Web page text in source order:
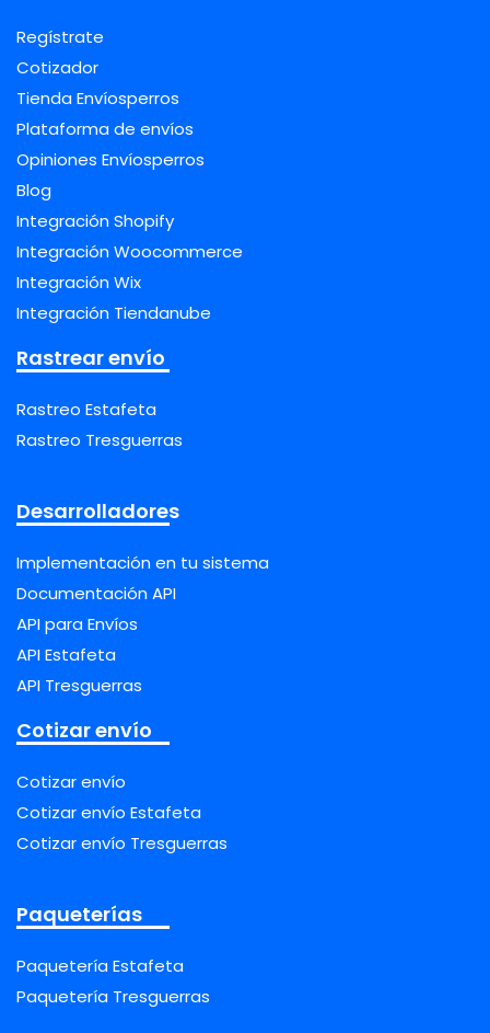
Regístrate
Cotizador
Tienda Envíosperros
Plataforma de envíos
Opiniones Envíosperros
Blog
Integración Shopify
Integración Woocommerce
Integración Wix
Integración Tiendanube
Rastrear envío
Rastreo Estafeta
Rastreo Tresguerras
Desarrolladores
Implementación en tu sistema
Documentación API
API para Envíos
API Estafeta
API Tresguerras
Cotizar envío
Cotizar envío
Cotizar envío Estafeta
Cotizar envío Tresguerras
Paqueterías
Paquetería Estafeta
Paquetería Tresguerras